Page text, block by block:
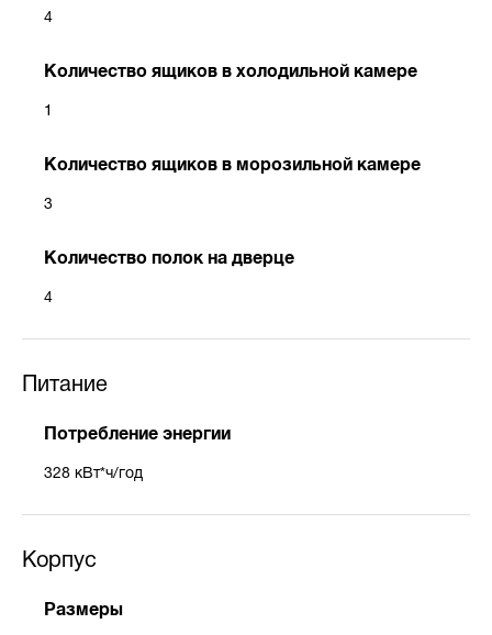
4
Количество ящиков в холодильной камере
1
Количество ящиков в морозильной камере
3
Количество полок на дверце
4
Питание
Потребление энергии
328 кВт*ч/год
Корпус
Размеры